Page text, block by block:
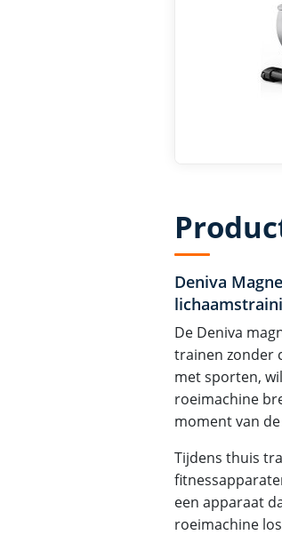
Deniva
De Deniva
trainen zonder
met sporten,
roeimachine
moment van
Tijdens thuis
een apparaat
roeimachine